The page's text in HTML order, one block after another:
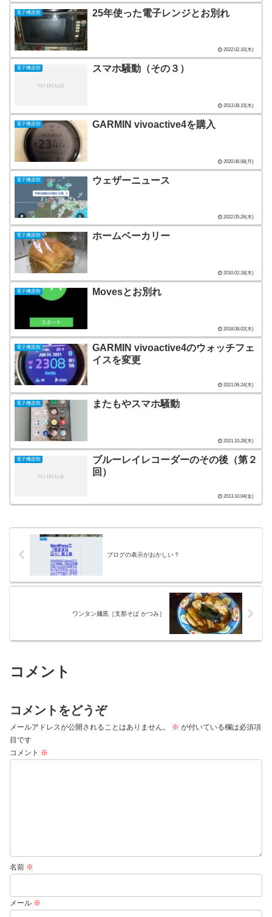
電子機器類 25年使った電子レンジとお別れ
2022.02.10(木)
電子機器類 スマホ騒動（その３）
2013.08.15(木)
電子機器類 GARMIN vivoactive4を購入
2020.06.08(月)
電子機器類 ウェザーニュース
2022.05.26(木)
電子機器類 ホームベーカリー
2010.02.18(木)
電子機器類 Movesとお別れ
2018.08.02(木)
電子機器類
GARMIN vivoactive4のウォッチフェ
イスを変更
2021.06.24(木)
電子機器類 またもやスマホ騒動
2021.10.28(木)
電子機器類
ブルーレイレコーダーのその後（第２
回）
2013.10.04(金)
ブログの表示がおかしい？
ワンタン麺黒［支那そば かつみ］
コメント
コメントをどうぞ
メールアドレスが公開されることはありません。 ※ が付いている欄は必須項
目です
コメント ※
名前 ※
メール ※